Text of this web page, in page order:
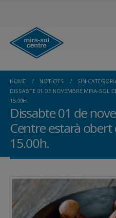
HOME NOTÍCIES
SIN
DISSABTE 01 DE NOVEMBRE MIRA-SOL
15.00H.
Dissabte 01 de
Centre estarà obert
15.00h.